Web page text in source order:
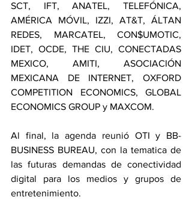
SCT, IFT, ANATEL, TELEFÓNICA,
AMÉRICA MÓVIL, IZZI, AT&T, ÁLTAN
REDES, MARCATEL, CON$UMOTIC,
IDET, OCDE, THE CIU, CONECTADAS
MEXICO, AMITI, ASOCIACIÓN
MEXICANA DE INTERNET, OXFORD
COMPETITION ECONOMICS, GLOBAL
ECONOMICS GROUP y MAXCOM.
Al final, la agenda reunió OTI y BB-
BUSINESS BUREAU, con la tematica de
las futuras demandas de conectividad
digital para los medios y grupos de
entretenimiento.